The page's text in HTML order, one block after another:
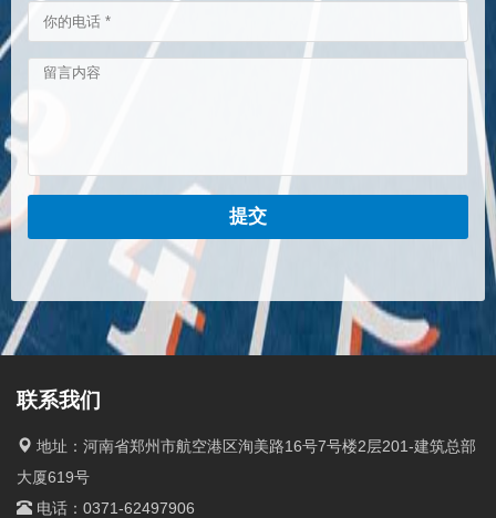
提交
联系我们
地址：河南省郑州市航空港区洵美路16号7号楼2层201-建筑总部
大厦619号
电话： 0371-62497906